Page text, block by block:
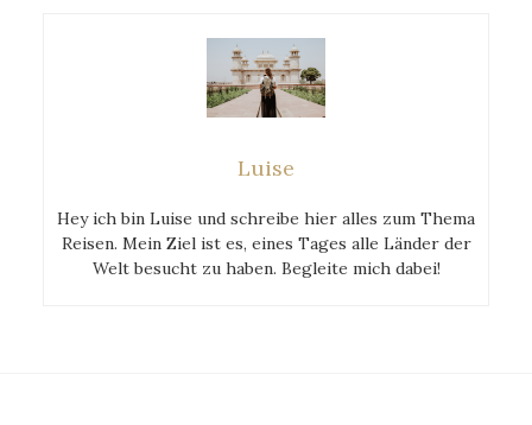
Luise
Hey ich bin Luise und schreibe hier alles zum Thema
Reisen. Mein Ziel ist es, eines Tages alle Länder der
Welt besucht zu haben. Begleite mich dabei!